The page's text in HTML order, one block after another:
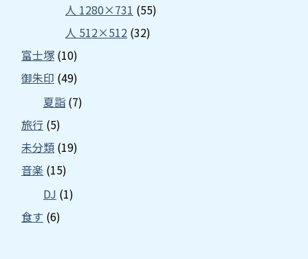
人 1280×731 (55)
人 512×512 (32)
富士塚 (10)
御朱印 (49)
夏詣 (7)
旅行 (5)
未分類 (19)
音楽 (15)
DJ (1)
食す (6)